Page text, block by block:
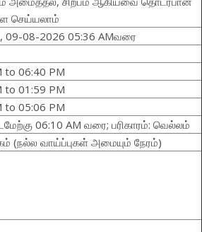
செய்யலாம்
09-08-2026 05:36 AMவரை
to 06:40 PM
to 01:59 PM
to 05:06 PM
06:10 AM வரை; பரிகாரம்: வெல்லம்
(நல்ல வாய்ப்புகள் அமையும் நேரம்)